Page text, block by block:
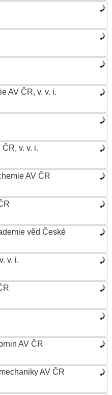
AV ČR, v. v. i.
v. v. i.
AV ČR
věd České
v. i.
AV ČR
AV ČR